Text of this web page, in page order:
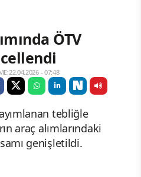
ÖTV
- 07:48
tebliğle
araç alımlarındaki
genişletildi.